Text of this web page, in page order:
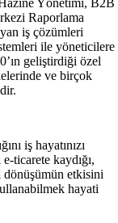
Yönetimi, B2B
Raporlama
iş çözümleri
ile yöneticilere
geliştirdiği özel
ve birçok
iş hayatınızı
ticarete kaydığı,
etkisini
hayati